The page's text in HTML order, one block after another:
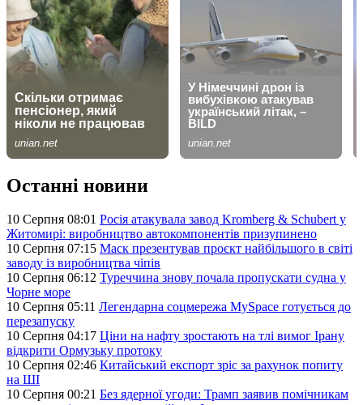
Останні новини
10 Серпня 08:01 Росія атакувала завод Kromberg & Schubert у
Житомирі: виробництво автокомпонентів призупинено
10 Серпня 07:15 Маск презентував проєкт найбільшого в світі
заводу із виробництва чіпів
10 Серпня 06:12 Туреччина знову почала пропускати судна у
Чорне море
10 Серпня 05:11 Легендарна соцмережа MySpace готується до
перезапуску
10 Серпня 04:17 Ціни на нафту зростають на тлі вимог Ірану
відкрити Ормузьку протоку
10 Серпня 02:46 Китайський експорт зріс за рахунок попиту
на ШІ
10 Серпня 00:21 Без ядерної угоди: Трамп заявив помічникам